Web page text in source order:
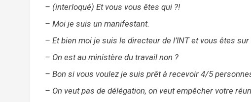
– (interloqué) Et vous vous êtes qui ?!
– Moi je suis un manifestant.
– Et bien moi je suis le directeur de l’INT et vous êtes
– On est au ministère du travail non ?
– Bon si vous voulez je suis prêt à recevoir 4/5
– On veut pas de délégation, on veut empêcher votre